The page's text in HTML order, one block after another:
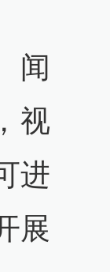
视
进
展